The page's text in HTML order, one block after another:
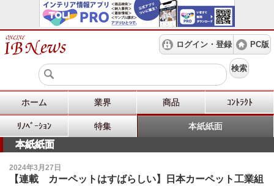
ログイン・登録 PC版
検索
ホーム 業界 商品 ｺﾝﾄﾗｸﾄ
ﾘﾉﾍﾞｰｼｮﾝ 特集 本紙紙面
本紙紙面
2024年3月27日
【連載 カーペットはすばらしい】日本カーペット工業組